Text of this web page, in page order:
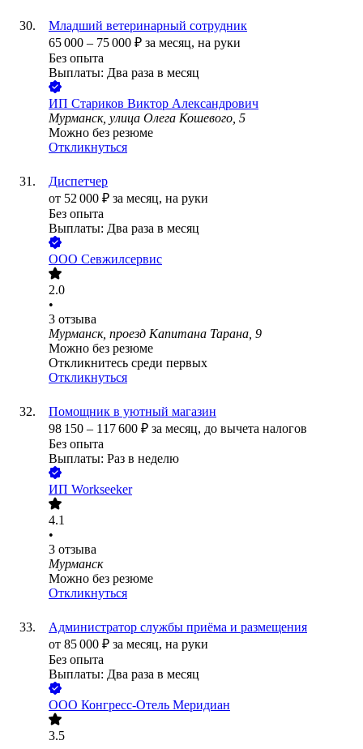
Младший ветеринарный сотрудник
65 000 – 75 000 ₽ за месяц, на руки
Без опыта
Выплаты: Два раза в месяц
ИП Стариков Виктор Александрович
Мурманск, улица Олега Кошевого, 5
Можно без резюме
Откликнуться
Диспетчер
от 52 000 ₽ за месяц, на руки
Без опыта
Выплаты: Два раза в месяц
ООО Севжилсервис
2.0
•
3 отзыва
Мурманск, проезд Капитана Тарана, 9
Можно без резюме
Откликнитесь среди первых
Откликнуться
Помощник в уютный магазин
98 150 – 117 600 ₽ за месяц, до вычета налогов
Без опыта
Выплаты: Раз в неделю
ИП Workseeker
4.1
•
3 отзыва
Мурманск
Можно без резюме
Откликнуться
Администратор службы приёма и размещения
от 85 000 ₽ за месяц, на руки
Без опыта
Выплаты: Два раза в месяц
ООО Конгресс-Отель Меридиан
3.5